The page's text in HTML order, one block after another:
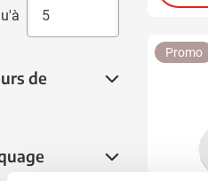
de marquage
de
Promo